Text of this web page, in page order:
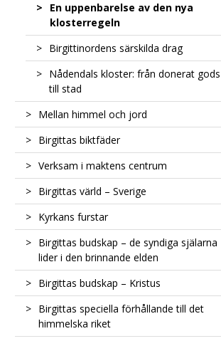
En uppenbarelse av den nya
klosterregeln
Birgittinordens särskilda drag
Nådendals kloster: från donerat gods
till stad
Mellan himmel och jord
Det fromma livet i skuggan av
arvsynden
Birgittas biktfäder
Petrus Olavi: Birgittas resesällskap och
uppenbarelsernas redaktör
Mäster Mathias: Från troskris till
kännedom om Bibeln
Verksam i maktens centrum
Guds trumpet ljuder för kungar och
påvar
Birgitta föds till helgon
Katarina och kanonisationsförhören
Birgittas värld – Sverige
”Korståg” mot öst
En fördelning på tre stånd
Östersjöregionen under
senmedeltiden
Kyrkans furstar
Kanoniseringens tid – då kyrkan hade
två överhuvuden
Farans år och kyrkomötet i Konstanz
Birgittas budskap – de syndiga själarna
lider i den brinnande elden
Köttets straff och lukten av synd
Skärselden och nunnornas förböner
Birgittas budskap – Kristus
Birgittas Kristusvisioner
Birgittinernas Kristus-mystik
Birgittas speciella förhållande till det
himmelska riket